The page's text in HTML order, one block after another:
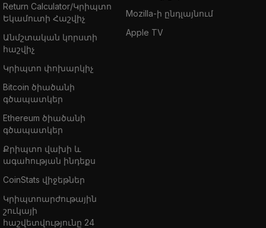
Return Calculator/Կրիպտո
Եկամուտի Հաշվիչ
Անմշտական կորստի
հաշվիչ
Կրիպտո փոխարկիչ
Bitcoin ծիածանի
գծապատկեր
Ethereum ծիածանի
գծապատկեր
Քրիպտո վախի և
ագահության ինդեքս
CoinStats վիջեթներ
Կրիպտոարժութային
շուկայի
հաշվետվությունը 24
Mozilla-ի ընդլայնում
Apple TV